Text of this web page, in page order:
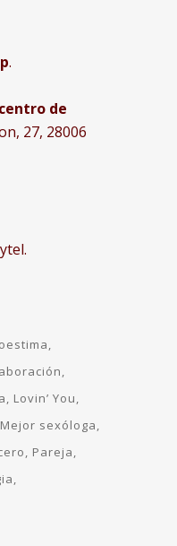
.
de
27, 28006
Lovin’ You
Mejor sexóloga
Pareja